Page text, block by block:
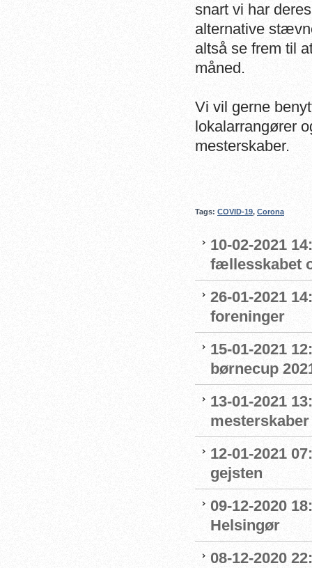
snart vi har
alternative
altså se frem til
måned.
Vi vil gerne
lokalarrangører
mesterskaber.
Tags: COVID-19, Corona
10-02-2021
fællesskabet
26-01-2021
foreninger
15-01-2021
børnecup
13-01-2021
mesterskaber
12-01-2021
gejsten
09-12-2020
Helsingør
08-12-2020